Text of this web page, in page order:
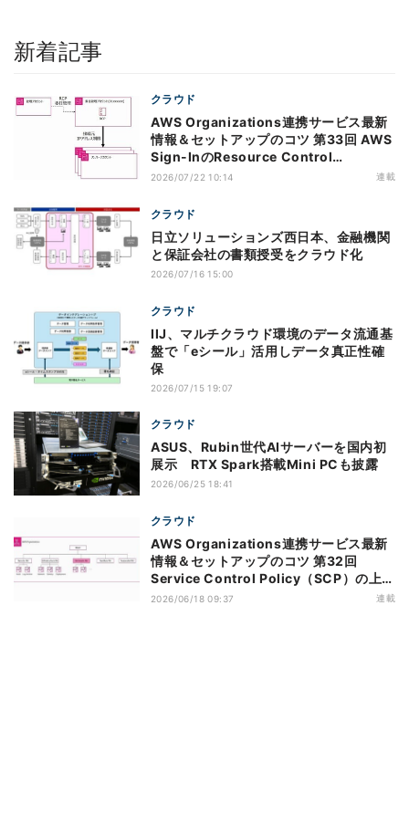
新着記事
クラウド
AWS Organizations連携サービス最新
情報＆セットアップのコツ 第33回 AWS
Sign-InのResource Control
Policy（RCP）対応のメリットと注意点
2026/07/22 10:14 連載
クラウド
日立ソリューションズ西日本、金融機関
と保証会社の書類授受をクラウド化
2026/07/16 15:00
クラウド
IIJ、マルチクラウド環境のデータ流通基
盤で「eシール」活用しデータ真正性確
保
2026/07/15 19:07
クラウド
ASUS、Rubin世代AIサーバーを国内初
展示 RTX Spark搭載Mini PCも披露
2026/06/25 18:41
クラウド
AWS Organizations連携サービス最新
情報＆セットアップのコツ 第32回
Service Control Policy（SCP）の上限
緩和のアップデートがもたらすメリット
2026/06/18 09:37 連載